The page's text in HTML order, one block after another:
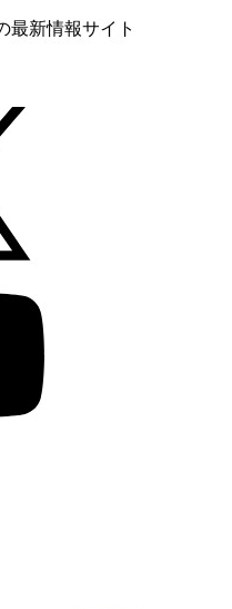
最新情報サイト